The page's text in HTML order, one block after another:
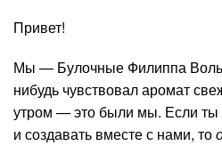
Привет!
Мы — Булочные Филиппа
нибудь чувствовал аромат
утром — это были мы. Если ты
и создавать вместе с нами, то